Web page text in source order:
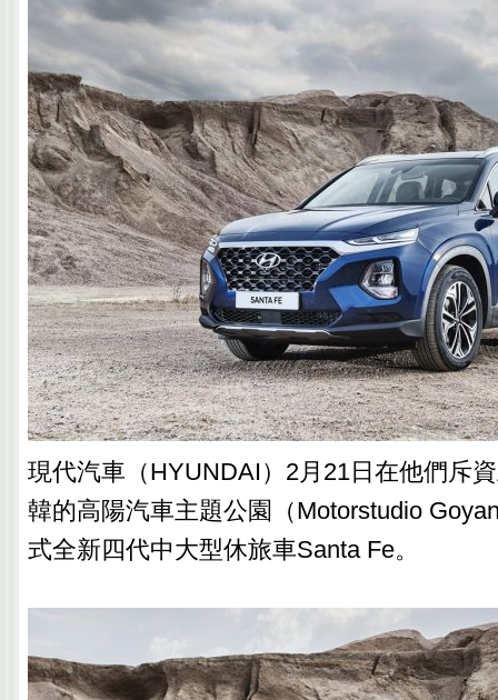
現代汽車（HYUNDAI）2月21日在他們斥
韓的高陽汽車主題公園（Motorstudio
式全新四代中大型休旅車Santa Fe。